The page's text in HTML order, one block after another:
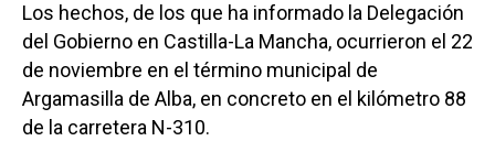
Los hechos, de los que ha informado la Delegación
del Gobierno en Castilla-La Mancha, ocurrieron el 22
de noviembre en el término municipal de
Argamasilla de Alba, en concreto en el kilómetro 88
de la carretera N-310.